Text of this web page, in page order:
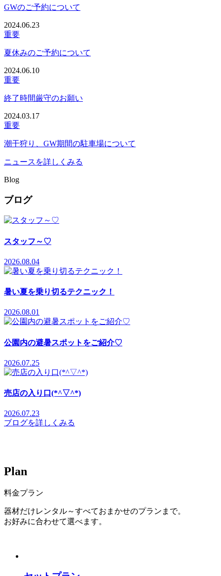
GWのご予約について
2024.06.23
重要
夏休みのご予約について
2024.06.10
重要
終了時間厳守のお願い
2024.03.17
重要
潮干狩り、GW期間の駐車場について
ニュースを詳しくみる
Blog
ブログ
スタッフ～♡
2026.08.04
暑い夏を乗り切るテクニック！
2026.08.01
公園内の避暑スポットをご紹介♡
2026.07.25
売店の入り口(*^▽^*)
2026.07.23
ブログを詳しくみる
Plan
料金プラン
器材だけレンタル～すべておまかせのプランまで。
お好みに合わせて選べます。